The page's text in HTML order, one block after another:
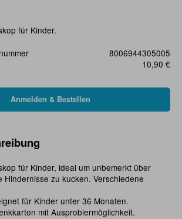
für Kinder.
8006944305005
10,90 €
für Kinder, ideal um unbemerkt über
Hindernisse zu kucken. Verschiedene
für Kinder unter 36 Monaten.
mit Ausprobiermöglichkeit.